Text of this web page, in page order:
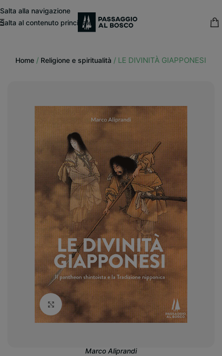
Salta alla navigazione
Salta al contenuto principale
Home / Religione e spiritualità / LE DIVINITÀ GIAPPONESI
Clicca per ingrandire
Marco Aliprandi